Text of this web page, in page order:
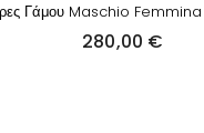
Γάμου Maschio Femmina
280,00 €